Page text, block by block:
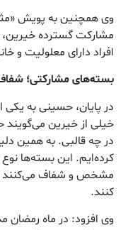
وی همچنین به پویش
مشارکت گسترده خیرین،
افراد دارای معلولیت و
بسته‌های مشارکتی؛
در پایان، حسینی به یکی
خیلی از خیرین می‌گویند
در چه قالبی. به همین
کرده‌ایم. این بسته‌ها
مشخص و شفاف می‌کنند
کنند.
وی افزود: در ماه رمضان